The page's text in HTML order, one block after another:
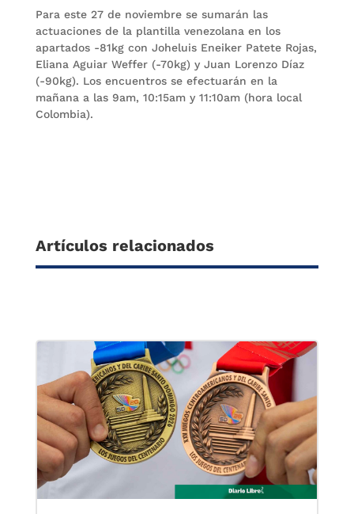
Para este 27 de noviembre se sumarán las
actuaciones de la plantilla venezolana en los
apartados -81kg con Joheluis Eneiker Patete Rojas,
Eliana Aguiar Weffer (-70kg) y Juan Lorenzo Díaz
(-90kg). Los encuentros se efectuarán en la
mañana a las 9am, 10:15am y 11:10am (hora local
Colombia).
Artículos relacionados